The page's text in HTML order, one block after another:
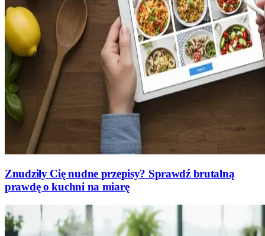
Znudziły Cię nudne przepisy? Sprawdź brutalną
prawdę o kuchni na miarę